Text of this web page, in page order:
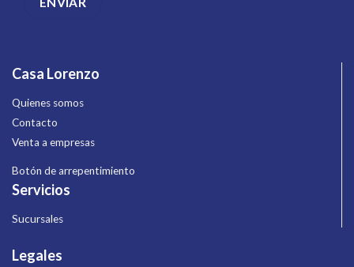
Casa Lorenzo
Quienes somos
Contacto
Venta a empresas
Botón de arrepentimiento
Servicios
Sucursales
Legales